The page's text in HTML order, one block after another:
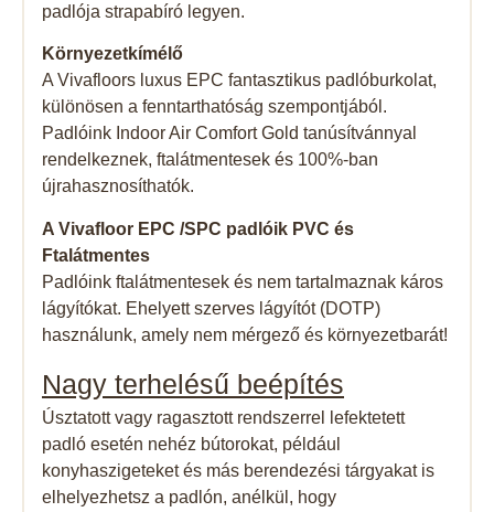
padlója strapabíró legyen.
Környezetkímélő
A Vivafloors luxus EPC fantasztikus padlóburkolat,
különösen a fenntarthatóság szempontjából.
Padlóink Indoor Air Comfort Gold tanúsítvánnyal
rendelkeznek, ftalátmentesek és 100%-ban
újrahasznosíthatók.
A Vivafloor EPC /SPC padlóik PVC és
Ftalátmentes
Padlóink ​​ftalátmentesek és nem tartalmaznak káros
lágyítókat. Ehelyett szerves lágyítót (DOTP)
használunk, amely nem mérgező és környezetbarát!
Nagy terhelésű beépítés
Úsztatott vagy ragasztott rendszerrel lefektetett
padló esetén nehéz bútorokat, például
konyhaszigeteket és más berendezési tárgyakat is
elhelyezhetsz a padlón, anélkül, hogy